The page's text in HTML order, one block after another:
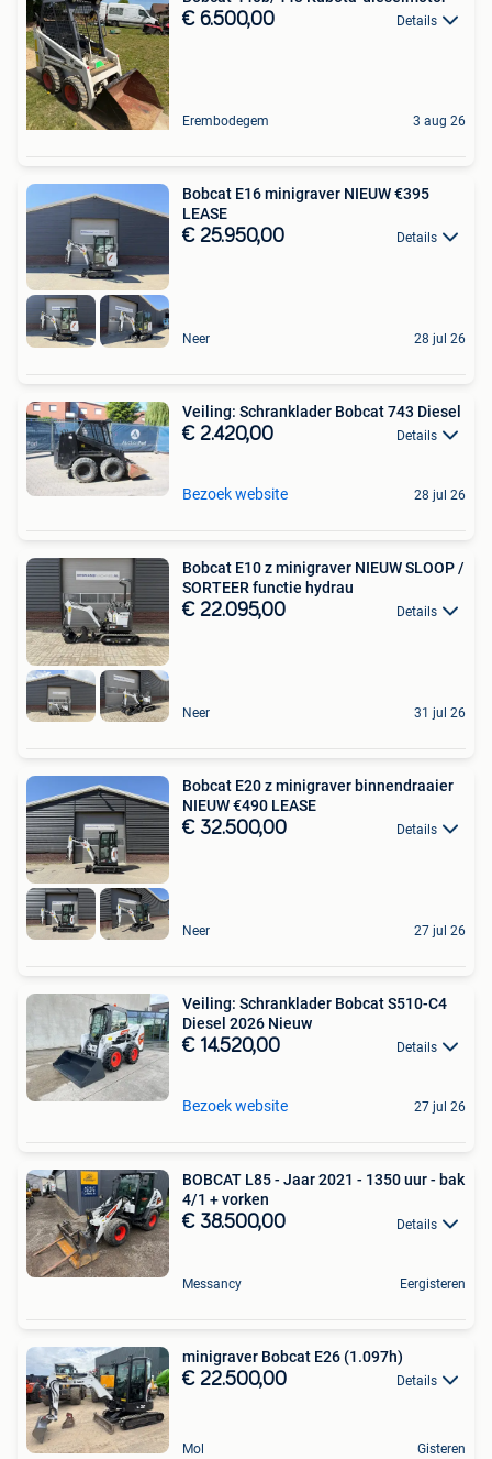
€ 6.500,00 Details
Erembodegem 3 aug 26
Bobcat E16 minigraver NIEUW €395
LEASE
€ 25.950,00 Details
Neer 28 jul 26
Veiling: Schranklader Bobcat 743 Diesel
€ 2.420,00 Details
Bezoek website 28 jul 26
Bobcat E10 z minigraver NIEUW SLOOP /
SORTEER functie hydrau
€ 22.095,00 Details
Neer 31 jul 26
Bobcat E20 z minigraver binnendraaier
NIEUW €490 LEASE
€ 32.500,00 Details
Neer 27 jul 26
Veiling: Schranklader Bobcat S510-C4
Diesel 2026 Nieuw
€ 14.520,00 Details
Bezoek website 27 jul 26
BOBCAT L85 - Jaar 2021 - 1350 uur - bak
4/1 + vorken
€ 38.500,00 Details
Messancy Eergisteren
minigraver Bobcat E26 (1.097h)
€ 22.500,00 Details
Mol Gisteren